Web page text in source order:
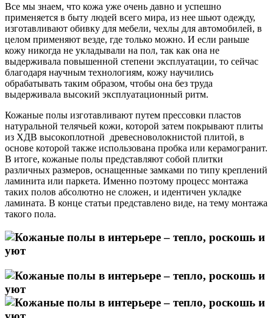
Все мы знаем, что кожа уже очень давно и успешно
применяется в быту людей всего мира, из нее шьют одежду,
изготавливают обивку для мебели, чехлы для автомобилей, в
целом применяют везде, где только можно. И если раньше
кожу никогда не укладывали на пол, так как она не
выдерживала повышенной степени эксплуатации, то сейчас
благодаря научным технологиям, кожу научились
обрабатывать таким образом, чтобы она без труда
выдерживала высокий эксплуатационный ритм.
Кожаные полы изготавливают путем прессовки пластов
натуральной телячьей кожи, которой затем покрывают плиты
из ХДВ высокоплотной древесноволокнистой плитой, в
основе которой также использована пробка или керамогранит.
В итоге, кожаные полы представляют собой плитки
различных размеров, оснащенные замками по типу креплений
ламинита или паркета. Именно поэтому процесс монтажа
таких полов абсолютно не сложен, и идентичен укладке
ламината. В конце статьи представлено виде, на тему монтажа
такого пола.